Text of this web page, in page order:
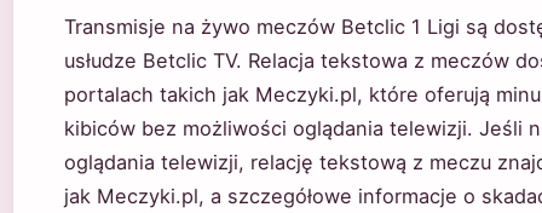
Transmisje na żywo meczów Betclic 1 Ligi są
usłudze Betclic TV. Relacja tekstowa z meczów
portalach takich jak Meczyki.pl, które oferują
kibiców bez możliwości oglądania telewizji. Jeśli
oglądania telewizji, relację tekstową z meczu
jak Meczyki.pl, a szczegółowe informacje o